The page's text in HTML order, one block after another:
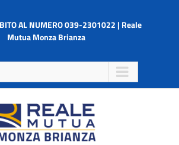
AL NUMERO 039-2301022 | Reale
Mutua Monza Brianza